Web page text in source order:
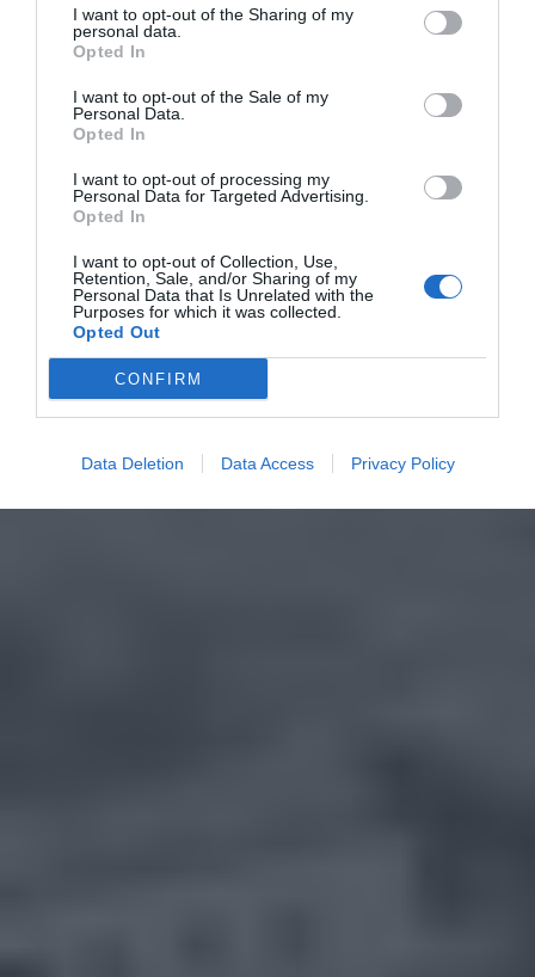
I want to opt-out of the Sharing of my
personal data.
Opted In
I want to opt-out of the Sale of my
Personal Data.
Opted In
I want to opt-out of processing my
Personal Data for Targeted Advertising.
Opted In
I want to opt-out of Collection, Use,
Retention, Sale, and/or Sharing of my
Personal Data that Is Unrelated with the
Purposes for which it was collected.
Opted Out
CONFIRM
Data Deletion Data Access Privacy Policy